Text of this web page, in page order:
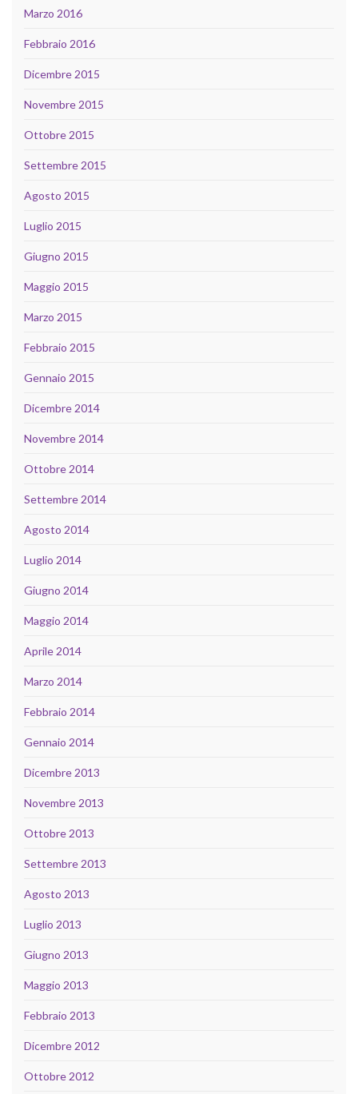
Marzo 2016
Febbraio 2016
Dicembre 2015
Novembre 2015
Ottobre 2015
Settembre 2015
Agosto 2015
Luglio 2015
Giugno 2015
Maggio 2015
Marzo 2015
Febbraio 2015
Gennaio 2015
Dicembre 2014
Novembre 2014
Ottobre 2014
Settembre 2014
Agosto 2014
Luglio 2014
Giugno 2014
Maggio 2014
Aprile 2014
Marzo 2014
Febbraio 2014
Gennaio 2014
Dicembre 2013
Novembre 2013
Ottobre 2013
Settembre 2013
Agosto 2013
Luglio 2013
Giugno 2013
Maggio 2013
Febbraio 2013
Dicembre 2012
Ottobre 2012